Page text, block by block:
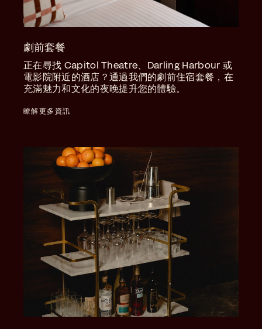
劇前套餐
正在尋找 Capitol Theatre、Darling Harbour 或
電影院附近的酒店？通過我們的劇前住宿套餐，在
充滿魅力和文化的夜晚提升您的體驗。
瞭解更多資訊